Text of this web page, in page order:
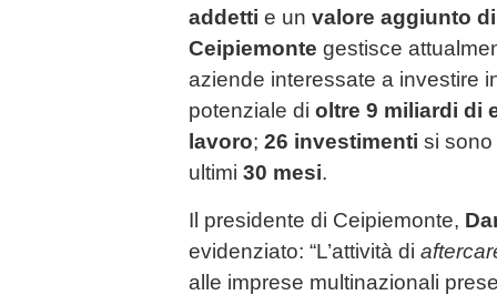
addetti e un valore aggiunto
Ceipiemonte gestisce
aziende interessate a investire
potenziale di oltre 9 miliardi di
lavoro; 26 investimenti si
ultimi 30 mesi.
Il presidente di Ceipiemonte,
evidenziato: “L’attività di
alle imprese multinazionali